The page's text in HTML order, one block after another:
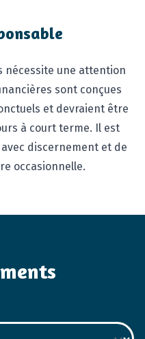
nécessite une attention
sont conçues
et devraient être
à court terme. Il est
discernement et de
occasionnelle.